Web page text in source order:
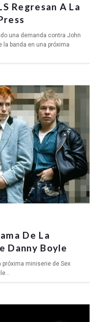
Regresan A La
una demanda contra John
la banda en una próxima
De La
Danny Boyle
miniserie de Sex